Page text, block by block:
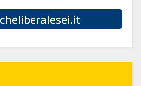
cheliberalesei.it